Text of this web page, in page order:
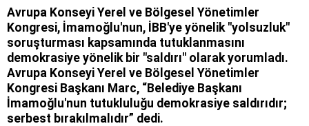
Avrupa Konseyi Yerel ve Bölgesel Yönetimler
Kongresi, İmamoğlu'nun, İBB'ye yönelik "yolsuzluk"
soruşturması kapsamında tutuklanmasını
demokrasiye yönelik bir "saldırı" olarak yorumladı.
Avrupa Konseyi Yerel ve Bölgesel Yönetimler
Kongresi Başkanı Marc, “Belediye Başkanı
İmamoğlu'nun tutukluluğu demokrasiye saldırıdır;
serbest bırakılmalıdır” dedi.